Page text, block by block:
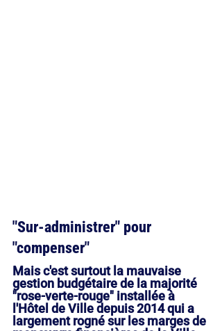
"Sur-administrer" pour
"compenser"
Mais c'est surtout la mauvaise
gestion budgétaire de la majorité
"rose-verte-rouge" installée à
l'Hôtel de Ville depuis 2014 qui a
largement rogné sur les marges de